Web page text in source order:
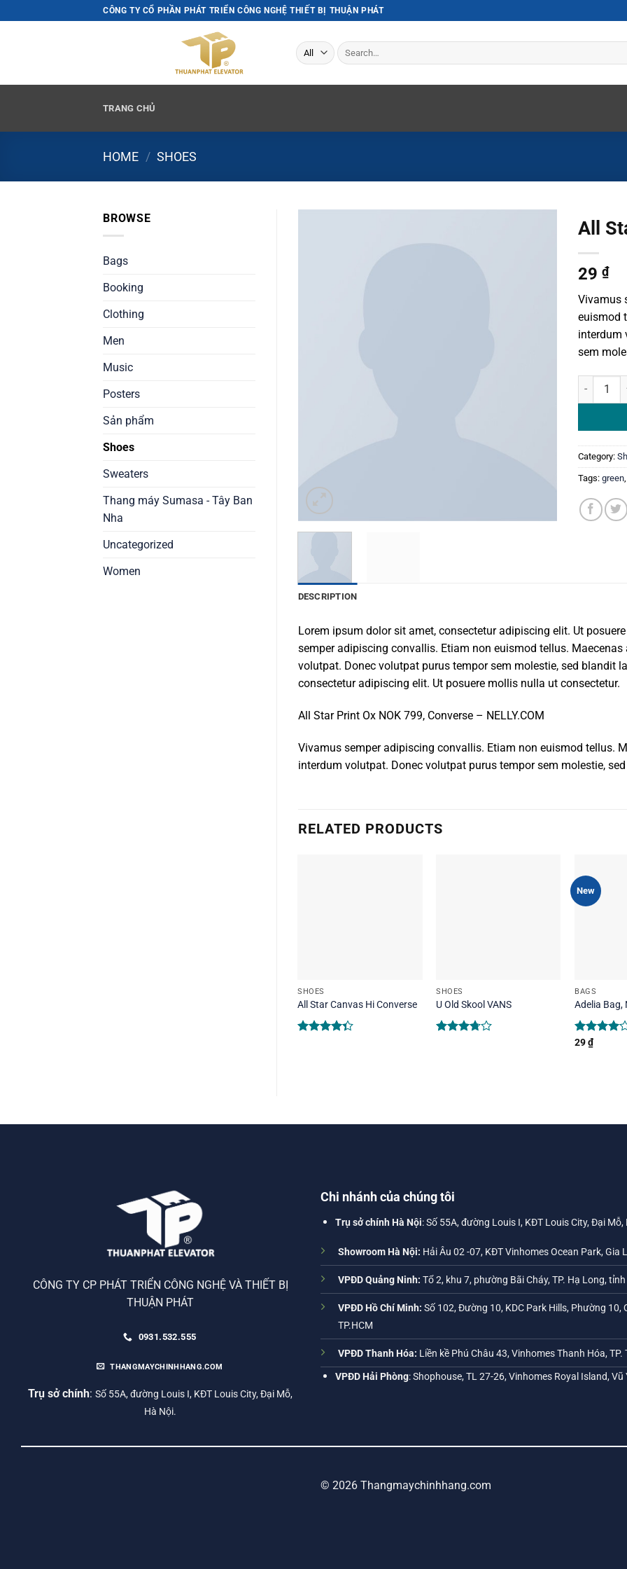
to
CÔNG TY CỔ PHẦN PHÁT TRIỂN CÔNG NGHỆ THIẾT BỊ THUẬN PHÁT
Search
for:
TRANG CHỦ
HOME / SHOES
BROWSE
Bags
Booking
Clothing
Men
Music
Posters
Sản phẩm
Shoes
Sweaters
Thang máy Sumasa - Tây Ban
Nha
Uncategorized
Women
All
29₫
Vivamus
euismod
interdum
sem
All Star
Category:
Tags:green
DESCRIPTION
Lorem ipsum dolor sit amet, consectetur adipiscing elit. Ut
semper adipiscing convallis. Etiam non euismod tellus.
volutpat. Donec volutpat purus tempor sem molestie, sed blandit
consectetur adipiscing elit. Ut posuere mollis nulla ut consectetur.
All Star Print Ox NOK 799, Converse – NELLY.COM
Vivamus semper adipiscing convallis. Etiam non euismod tellus.
interdum volutpat. Donec volutpat purus tempor sem molestie,
RELATED PRODUCTS
SHOES
All Star Canvas Hi Converse
SHOES
U Old Skool VANS
New
BAGS
Adelia Bag,
Rated
29₫
CÔNG TY CP PHÁT TRIỂN CÔNG NGHỆ VÀ THIẾT BỊ
THUẬN PHÁT
0931.532.555
THANGMAYCHINHHANG.COM
Trụ sở chính: Số 55A, đường Louis I, KĐT Louis City, Đại Mỗ,
Hà Nội.
Chi nhánh của chúng tôi
Trụ sở chính Hà Nội: Số 55A, đường Louis I, KĐT Louis City, Đại Mỗ,
Showroom Hà Nội: Hải Âu 02 -07, KĐT Vinhomes Ocean Park, Gia
VPĐD Quảng Ninh: Tổ 2, khu 7, phường Bãi Cháy, TP. Hạ Long,
VPĐD Hồ Chí Minh: Số 102, Đường 10, KDC Park Hills, Phường 10,
TP.HCM
VPĐD Thanh Hóa: Liền kề Phú Châu 43, Vinhomes Thanh Hóa, TP.
VPĐD Hải Phòng: Shophouse, TL 27-26, Vinhomes Royal Island, Vũ
© 2026 Thangmaychinhhang.com